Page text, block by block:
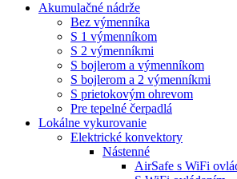
Akumulačné nádrže
Bez výmenníka
S 1 výmenníkom
S 2 výmenníkmi
S bojlerom a výmenníkom
S bojlerom a 2 výmenníkmi
S prietokovým ohrevom
Pre tepelné čerpadlá
Lokálne vykurovanie
Elektrické konvektory
Nástenné
AirSafe s WiFi